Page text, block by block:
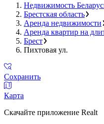
Недвижимость
Брестская область
Аренда недвижимости
Аренда квартир на
Брест
Пихтовая ул.
Сохранить
Карта
Скачайте приложение Realt